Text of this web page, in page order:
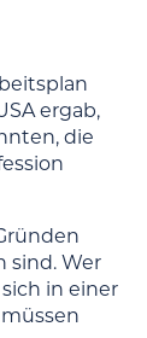
ergab,
die
sind. Wer
in einer